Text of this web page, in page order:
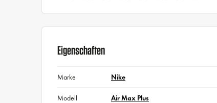
Eigenschaften
Marke Nike
Modell Air Max Plus